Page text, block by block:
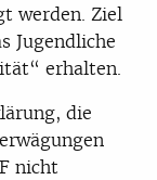
werden. Ziel
Jugendliche
erhalten.
die
nicht